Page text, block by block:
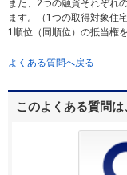
また、2つの融資それぞれ
ます。（1つの取得対象住
1順位（同順位）の抵当権
よくある質問へ戻る
このよくある質問